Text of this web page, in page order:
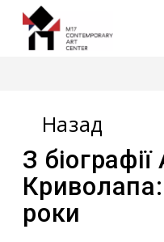
Назад
З
роки